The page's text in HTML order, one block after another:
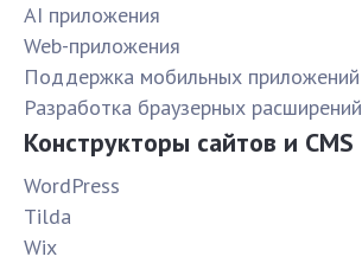
AI приложения
Web-приложения
Поддержка мобильных приложений
Разработка браузерных расширений
Конструкторы сайтов и CMS
WordPress
Tilda
Wix